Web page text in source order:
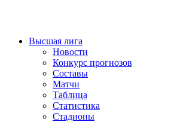
Высшая лига
Новости
Конкурс прогнозов
Составы
Матчи
Таблица
Статистика
Стадионы